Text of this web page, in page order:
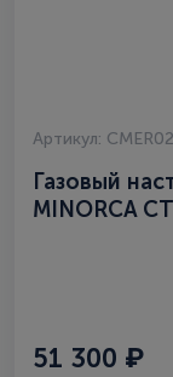
Артикул:
Газовый
MINORCA
51 300 ₽